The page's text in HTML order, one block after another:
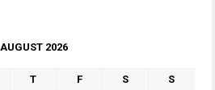
AUGUST 2026
T F S
S